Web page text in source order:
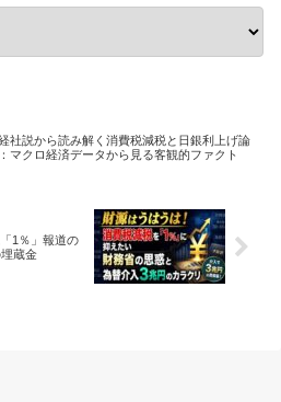
社説から読み解く消費税減税と日銀利上げ論
マクロ経済データから見る客観的ファクト
1％」報道の
蔵金